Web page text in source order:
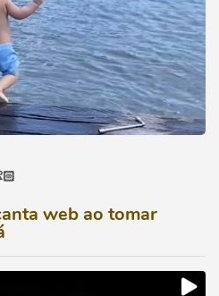
web ao tomar